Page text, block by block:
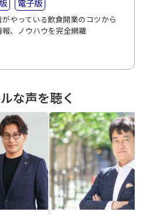
電子版
やっている飲食開業のコツから
報、ノウハウを完全網羅
な声を聴く